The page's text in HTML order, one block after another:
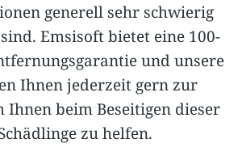
generell sehr schwierig
Emsisoft bietet eine 100-
und unsere
Ihnen jederzeit gern zur
Ihnen beim Beseitigen dieser
zu helfen.